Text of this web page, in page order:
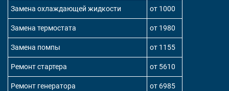
Замена охлаждающей жидкости от 1000
Замена термостата от 1980
Замена помпы от 1155
Ремонт стартера от 5610
Ремонт генератора от 6985